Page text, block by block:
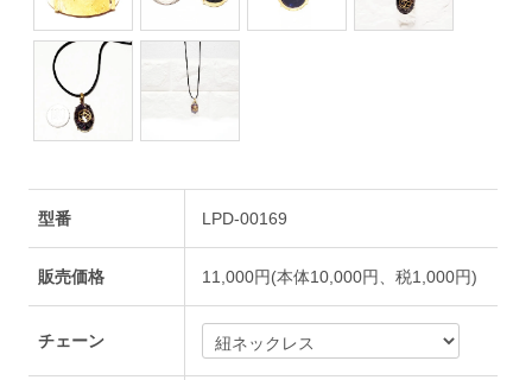
型番 LPD-00169
販売価格 11,000円(本体10,000円、税1,000円)
チェーン